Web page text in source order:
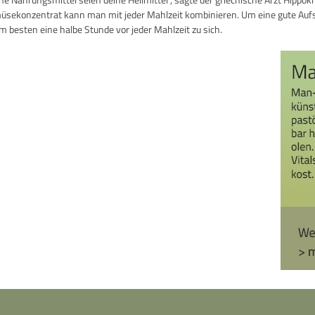
kann man mit jeder Mahlzeit kombinieren. Um eine gute
besten eine halbe Stunde vor jeder Mahlzeit zu sich.